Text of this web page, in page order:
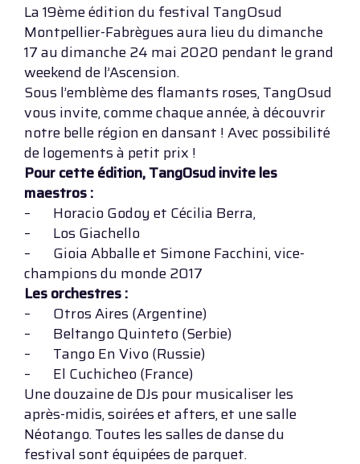
La 19ème édition du festival TangOsud
Montpellier-Fabrègues aura lieu du dimanche
17 au dimanche 24 mai 2020 pendant le grand
weekend de l’Ascension.
Sous l’emblème des flamants roses, TangOsud
vous invite, comme chaque année, à découvrir
notre belle région en dansant ! Avec possibilité
de logements à petit prix !
Pour cette édition, TangOsud invite les
maestros :
– Horacio Godoy et Cécilia Berra,
– Los Giachello
– Gioia Abballe et Simone Facchini, vice-
champions du monde 2017
Les orchestres :
– Otros Aires (Argentine)
– Beltango Quinteto (Serbie)
– Tango En Vivo (Russie)
– El Cuchicheo (France)
Une douzaine de DJs pour musicaliser les
après-midis, soirées et afters, et une salle
Néotango. Toutes les salles de danse du
festival sont équipées de parquet.